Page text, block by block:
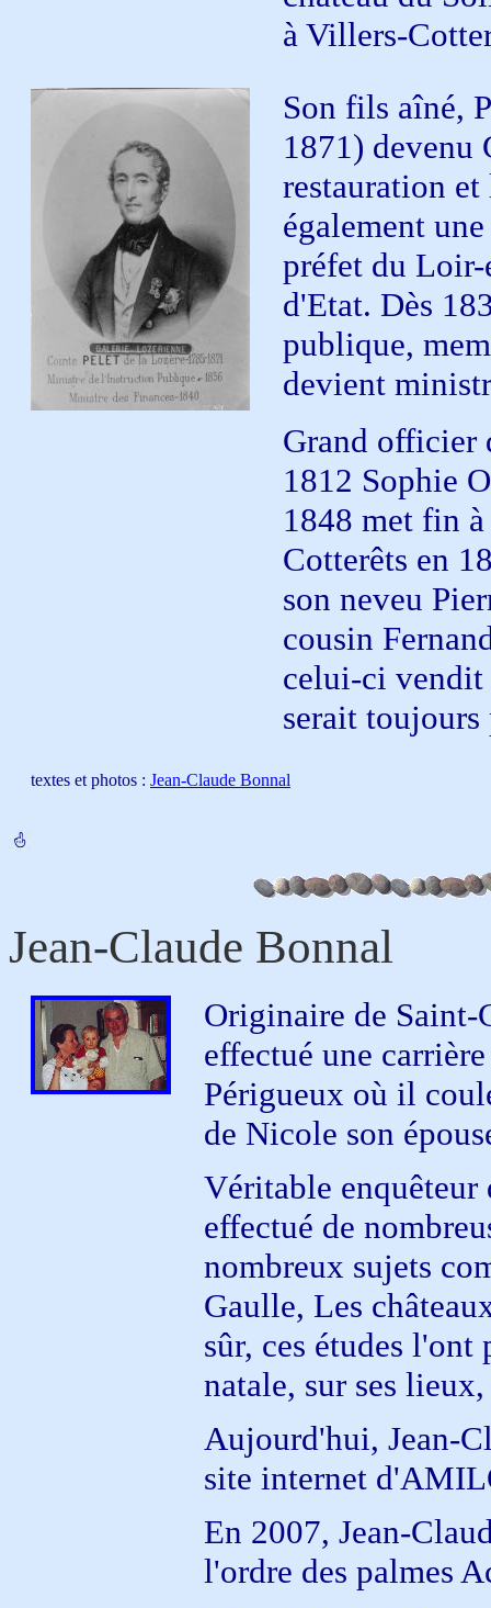
à Villers-
Son fils aîné,
1871) devenu
restauration
également
préfet du Loir-
d'Etat. Dès
publique,
devient
Grand officier
1812 Sophie
1848 met fin
Cotterêts en
son neveu
cousin
celui-ci
serait
textes et photos : Jean-Claude Bonnal
Jean-Claude Bonnal
Originaire de Saint-
effectué une
Périgueux où il
de Nicole son
Véritable enquêteur
effectué de
nombreux sujets
Gaulle, Les
sûr, ces études l'ont
natale, sur ses
Aujourd'hui, Jean-
site internet
En 2007, Jean-
l'ordre des palmes